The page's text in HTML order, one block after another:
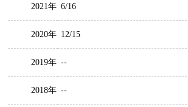
2021年 6/16
2020年 12/15
2019年 --
2018年 --